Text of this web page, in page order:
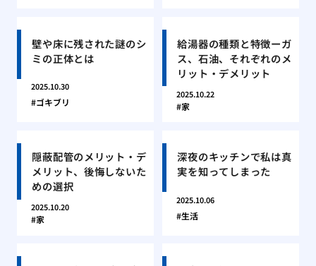
壁や床に残された謎のシ
ミの正体とは
2025.10.30
ゴキブリ
給湯器の種類と特徴ーガ
ス、石油、それぞれのメ
リット・デメリット
2025.10.22
家
隠蔽配管のメリット・デ
メリット、後悔しないた
めの選択
2025.10.20
家
深夜のキッチンで私は真
実を知ってしまった
2025.10.06
生活